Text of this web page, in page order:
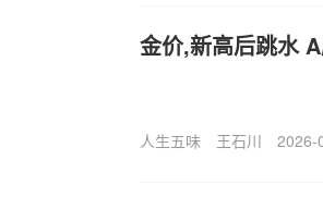
金价,新高后跳水
人生五味 王石川 2026-